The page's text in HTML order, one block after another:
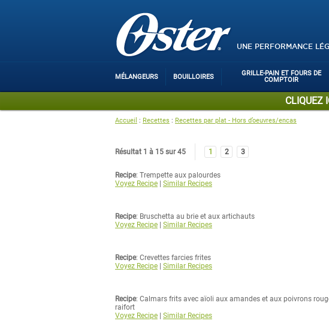
UNE PERFORMANCE
MÉLANGEURS BOUILLOIRES
GRILLE-PAIN ET FOURS DE
COMPTOIR
CLIQUEZ
Accueil : Recettes : Recettes par plat - Hors d’oeuvres/encas
Résultat 1 à 15 sur 45 1 2 3
Recipe: Trempette aux palourdes
Voyez Recipe | Similar Recipes
Recipe: Bruschetta au brie et aux artichauts
Voyez Recipe | Similar Recipes
Recipe: Crevettes farcies frites
Voyez Recipe
Similar Recipes
Recipe: Calmars frits avec aïoli aux amandes et aux poivrons
raifort
Voyez Recipe
Similar Recipes